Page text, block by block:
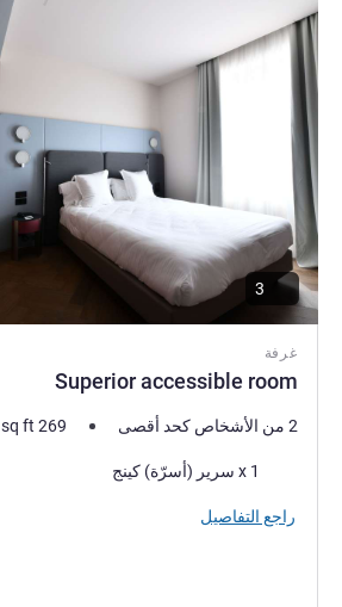
غرفة
Superior accessible room
2 من الأشخاص كحد أقصى sq ft 269
فرش السرير
1 x سرير (أسرّة) كينج
راجع التفاصيل